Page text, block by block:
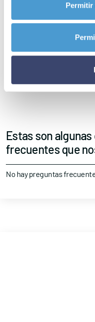
Permitir
Estas son
frecuentes que
No hay preguntas